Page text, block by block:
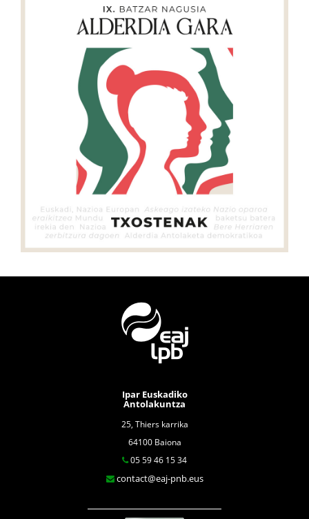
Ipar Euskadiko
Antolakuntza
25, Thiers karrika
64100 Baiona
05 59 46 15 34
contact@eaj-pnb.eus